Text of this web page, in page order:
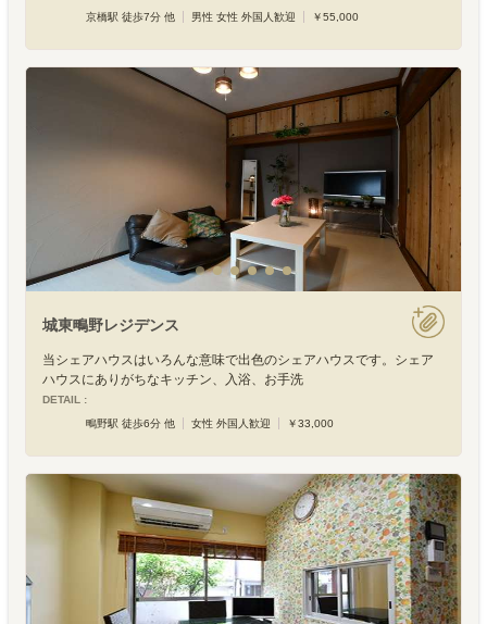
京橋駅 徒歩7分 他
男性 女性 外国人歓迎 ￥55,000
城東鴫野レジデンス
当シェアハウスはいろんな意味で出色のシェアハウスです。シェア
ハウスにありがちなキッチン、入浴、お手洗
DETAIL :
鴫野駅 徒歩6分 他
女性 外国人歓迎 ￥33,000